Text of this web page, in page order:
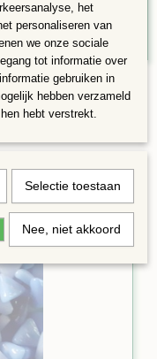
1x1x1 cm groot…
het
personaliseren van
we onze sociale
tot informatie over
gebruiken in
hebben verzameld
hebt verstrekt.
Selectie toestaan
Nee, niet akkoord